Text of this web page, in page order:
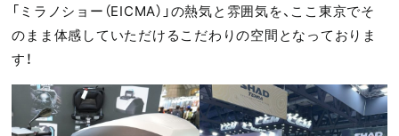
「ミラノショー（EICMA）」の熱気と雰囲気を、ここ東京でそ
のまま体感していただけるこだわりの空間となっておりま
す！